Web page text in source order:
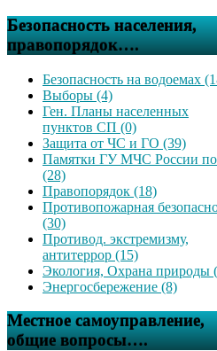
Безопасность населения,
правопорядок….
Безопасность на водоемах
Выборы (4)
Ген. Планы населенных
пунктов СП (0)
Защита от ЧС и ГО (39)
Памятки ГУ МЧС России
(28)
Правопорядок (18)
Противопожарная
(30)
Противод. экстремизму,
антитеррор (15)
Экология, Охрана природы
Энергосбережение (8)
Местное самоуправление,
общие вопросы….